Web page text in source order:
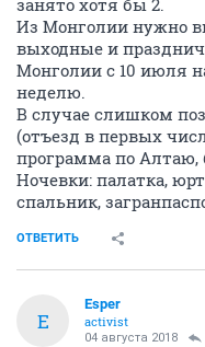
занято хотя бы 2.
Из Монголии нужно
выходные и
Монголии с 10 июля
неделю.
В случае слишком
(отъезд в первых
программа по Алтаю,
Ночевки: палатка,
спальник,
ОТВЕТИТЬ
E
Esper
activist
04 августа 2018